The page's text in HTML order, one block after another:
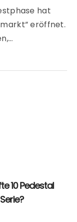
hat
eröffnet.